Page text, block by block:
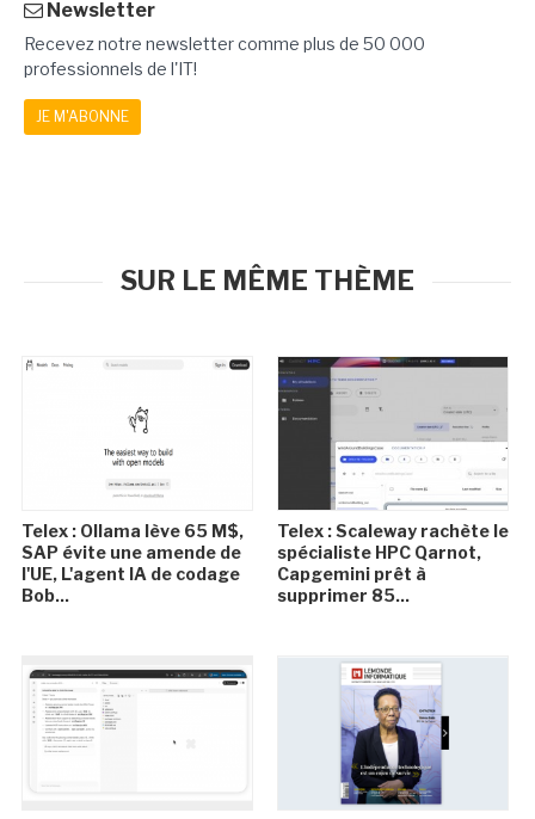
Newsletter
Recevez notre newsletter comme plus de 50 000
professionnels de l'IT!
JE M'ABONNE
SUR LE MÊME THÈME
Telex : Ollama lève 65 M$,
SAP évite une amende de
l'UE, L'agent IA de codage
Bob...
Telex : Scaleway rachète le
spécialiste HPC Qarnot,
Capgemini prêt à
supprimer 85...